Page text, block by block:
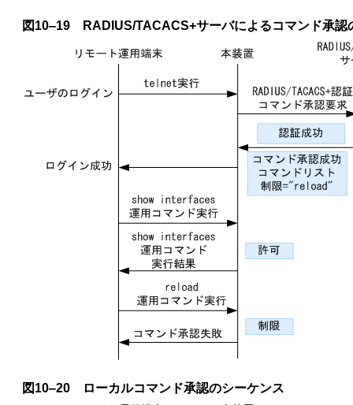
図10‒19 RADIUS/TACACS+サーバによるコマンド承認
図10‒20 ローカルコマンド承認のシーケンス